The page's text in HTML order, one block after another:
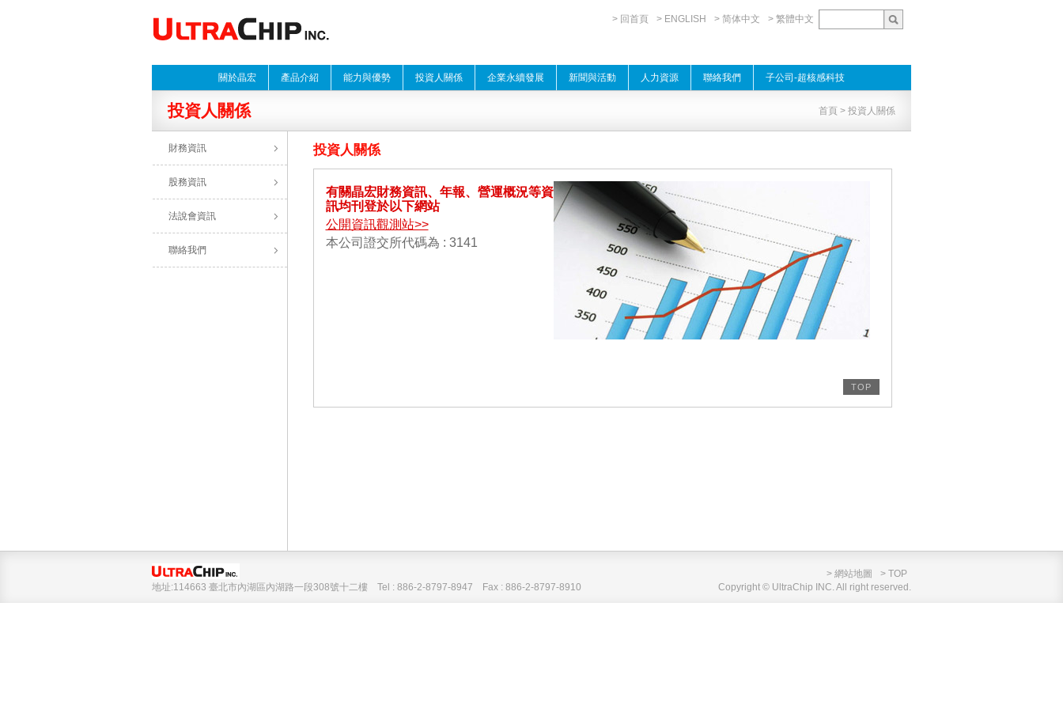
> 回首頁 > ENGLISH > 简体中文 > 繁體中文
關於晶宏 產品介紹 能力與優勢 投資人關係 企業永續發展 新聞與活動 人力資源 聯絡我們 子公司-超核感科技
投資人關係 首頁 > 投資人關係
財務資訊
股務資訊
法說會資訊
聯絡我們
投資人關係
有關晶宏財務資訊、年報、營運概況等資
訊均刊登於以下網站
公開資訊觀測站>>
本公司證交所代碼為 : 3141
TOP
地址:114663 臺北市內湖區內湖路一段308號十二樓 Tel : 886-2-8797-8947 Fax : 886-2-8797-8910
> 網站地圖
> TOP
Copyright © UltraChip INC. All right reserved.